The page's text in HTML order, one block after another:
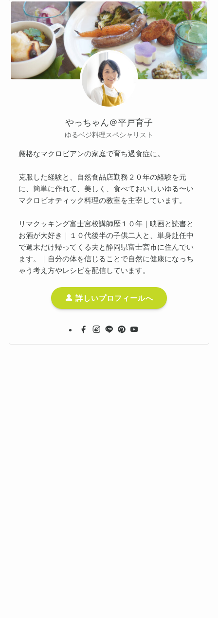
やっちゃん＠平戸育子
ゆるベジ料理スペシャリスト
厳格なマクロビアンの家庭で育ち過食症に。
克服した経験と、自然食品店勤務２０年の経験を元
に、簡単に作れて、美しく、食べておいしいゆる〜い
マクロビオティック料理の教室を主宰しています。
リマクッキング富士宮校講師歴１０年｜映画と読書と
お酒が大好き｜１０代後半の子供二人と、単身赴任中
で週末だけ帰ってくる夫と静岡県富士宮市に住んでい
ます。｜自分の体を信じることで自然に健康になっち
ゃう考え方やレシピを配信しています。
詳しいプロフィールへ